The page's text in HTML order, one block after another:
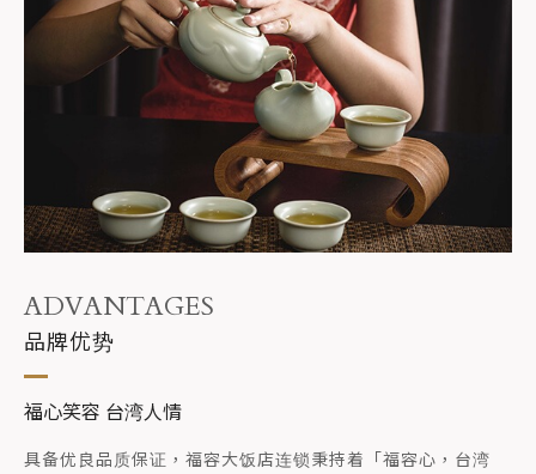
ADVANTAGES
品牌优势
福心笑容 台湾人情
具备优良品质保证，福容大饭店连锁秉持着「福容心，台湾